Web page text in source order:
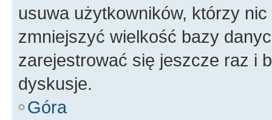
usuwa użytkowników, którzy
zmniejszyć wielkość bazy
zarejestrować się jeszcze raz i
dyskusje.
Góra